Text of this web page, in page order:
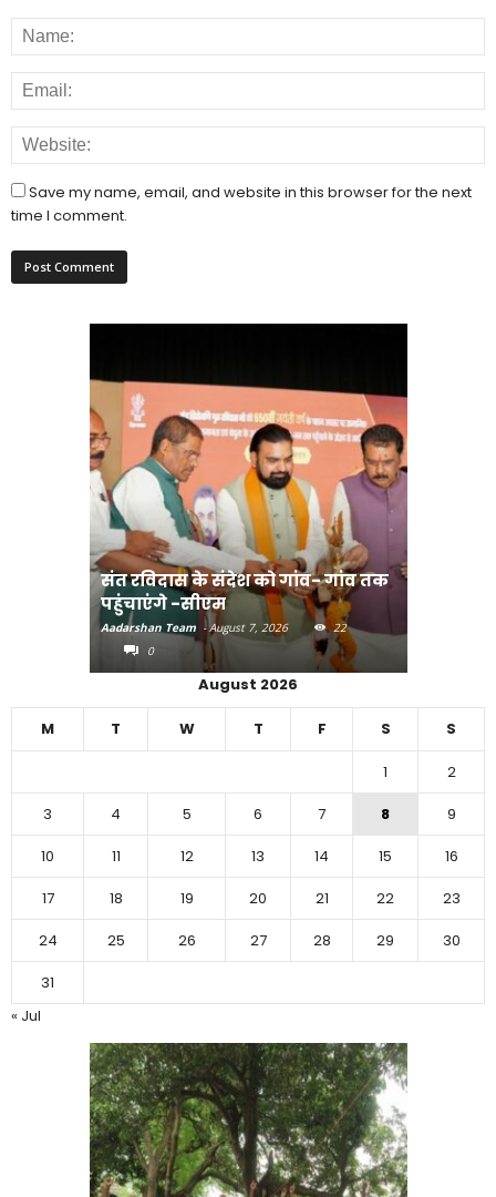
Save my name, email, and website in this browser for the next
time I comment.
संत रविदास के संदेश को गांव- गांव तक
पहुंचाएंगे -सीएम
Aadarshan Team - August 7, 2026
22
0
August 2026
M T W T F S S
1
2
3
4 5 6 7 8
9
10
11 12 13 14 15
16
17
18 19 20 21 22
23
24
25 26 27 28 29
30
31
« Jul